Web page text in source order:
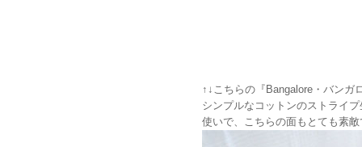
↑↓こちらの『Bangalore・バン
シンプルなコットンのストライ
使いで、こちらの面もとても素